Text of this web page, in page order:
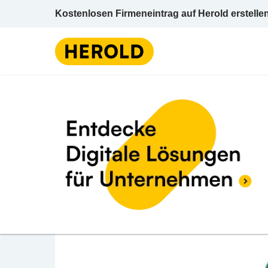
Kostenlosen Firmeneintrag auf Herold
3.5 (9)9 BEWERTUNGEN BEWERTUNG
Zwölf Apostelkeller
Sonnenfelsgasse 3 1010 Wien Wien 1
Heuriger / Buschenschank